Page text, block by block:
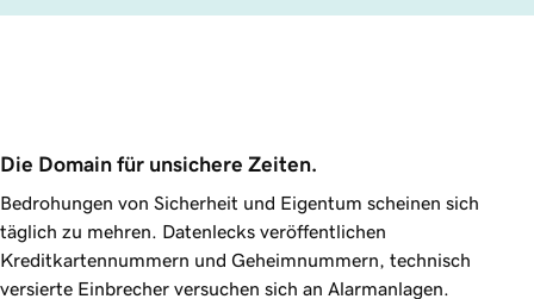
Die Domain für unsichere Zeiten.
Bedrohungen von Sicherheit und Eigentum scheinen sich
täglich zu mehren. Datenlecks veröffentlichen
Kreditkartennummern und Geheimnummern, technisch
versierte Einbrecher versuchen sich an Alarmanlagen.